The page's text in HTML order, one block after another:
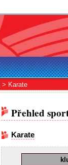
> Karate
Přehled
Karate